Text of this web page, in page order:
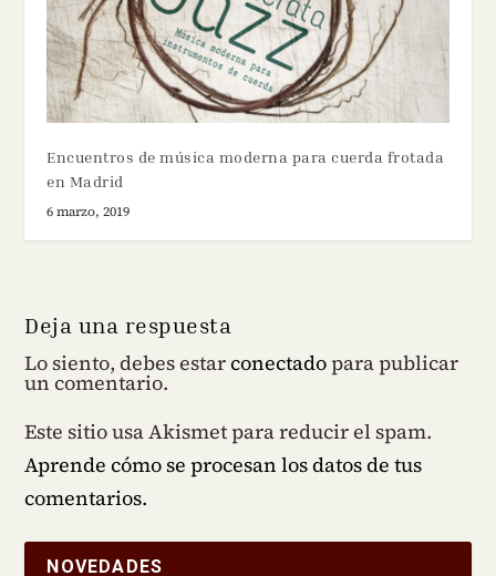
Encuentros de música moderna para cuerda frotada
en Madrid
6 marzo, 2019
Deja una respuesta
Lo siento, debes estarconectadopara publicar
un comentario.
Este sitio usa Akismet para reducir el spam.
Aprende cómo se procesan los datos de tus
comentarios.
NOVEDADES